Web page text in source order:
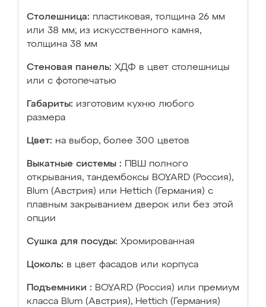
Столешница: пластиковая, толщина 26 мм
или 38 мм; из искусственного камня,
толщина 38 мм
Стеновая панель: ХДФ в цвет столешницы
или с фотопечатью
Габариты: изготовим кухню любого
размера
Цвет: на выбор, более 300 цветов
Выкатные системы :
ПВШ полного
открывания, тандембоксы BOYARD (Россия),
Blum (Австрия) или Hettich (Германия) с
плавным закрыванием дверок или без этой
опции
Сушка для посуды: Хромированная
Цоколь: в цвет фасадов или корпуса
Подъемники : BOYARD (Россия) или премиум
класса Blum (Австрия), Hettich (Германия)